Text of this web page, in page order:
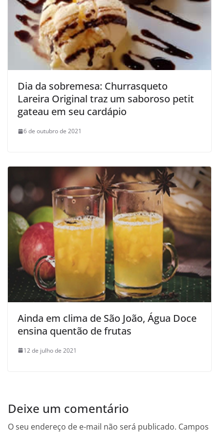
Dia da sobremesa: Churrasqueto
Lareira Original traz um saboroso petit
gateau em seu cardápio
6 de outubro de 2021
Ainda em clima de São João, Água Doce
ensina quentão de frutas
12 de julho de 2021
Deixe um comentário
O seu endereço de e-mail não será publicado. Campos